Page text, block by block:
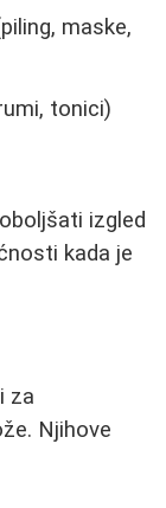
maske,
tonici)
izgled
kada je
za
Njihove